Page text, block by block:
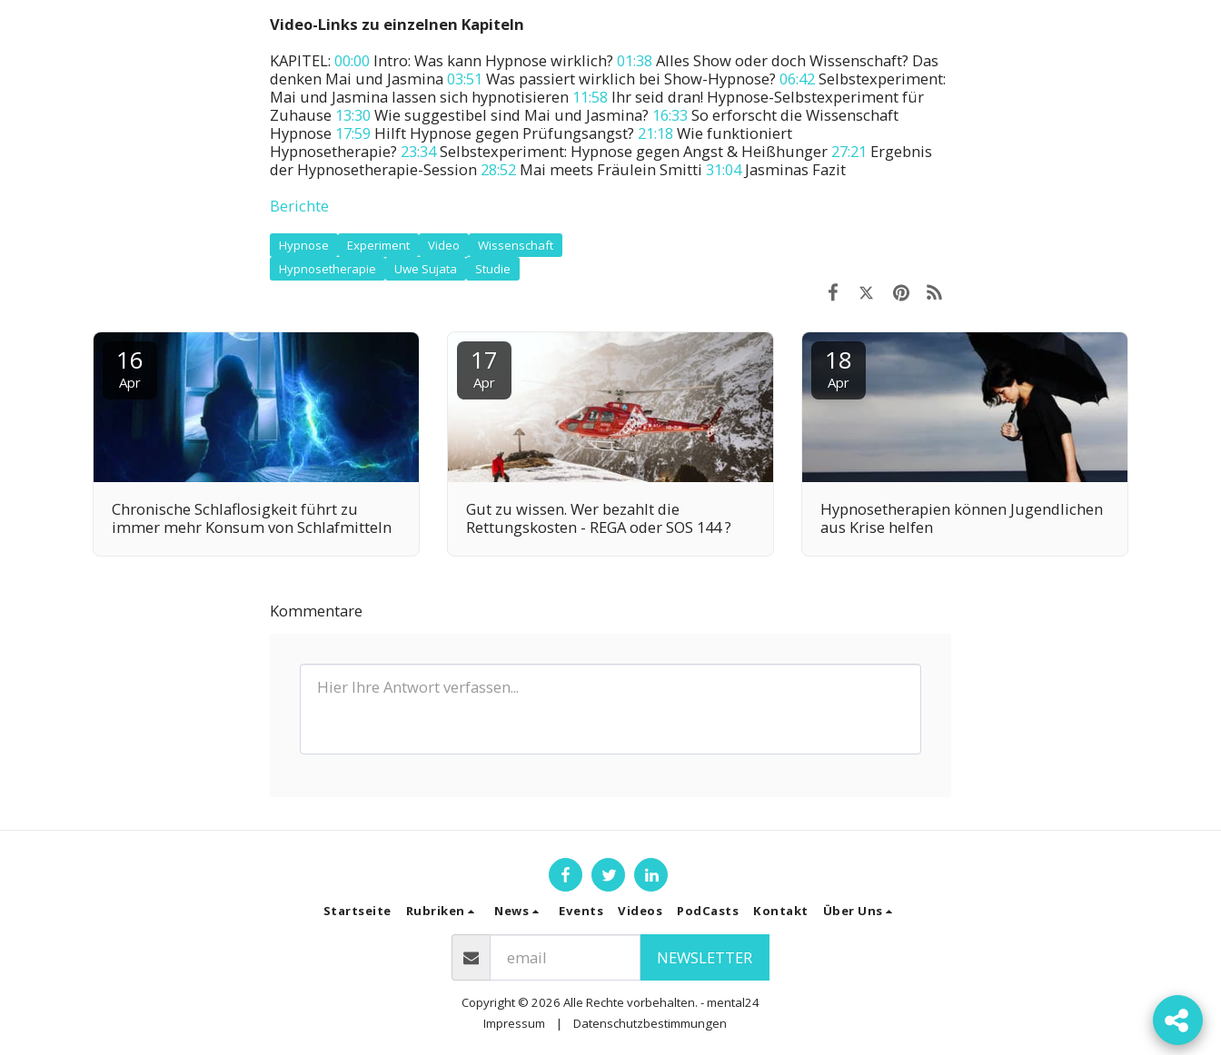
Video-Links zu einzelnen Kapiteln
KAPITEL: 00:00 Intro: Was kann Hypnose wirklich? 01:38 Alles Show oder doch Wissenschaft? Das
denken Mai und Jasmina 03:51 Was passiert wirklich bei Show-Hypnose? 06:42Selbstexperiment:
Mai und Jasmina lassen sich hypnotisieren 11:58 Ihr seid dran! Hypnose-Selbstexperiment für
Zuhause 13:30 Wie suggestibel sind Mai und Jasmina? 16:33 So erforscht die Wissenschaft
Hypnose 17:59 Hilft Hypnose gegen Prüfungsangst? 21:18 Wie funktioniert
Hypnosetherapie? 23:34Selbstexperiment: Hypnose gegen Angst & Heißhunger 27:21 Ergebnis
der Hypnosetherapie-Session 28:52 Mai meets Fräulein Smitti 31:04Jasminas Fazit
Berichte
Hypnose Experiment Video
Wissenschaft
Hypnosetherapie
Uwe Sujata Studie
16
Apr
Chronische Schlaflosigkeit führt zu
immer mehr Konsum von Schlafmitteln
17
Apr
Gut zu wissen. Wer bezahlt die
Rettungskosten - REGA oder SOS 144 ?
18
Apr
Hypnosetherapien können Jugendlichen
aus Krise helfen
Kommentare
Startseite Rubriken News Events Videos PodCasts Kontakt Über Uns
NEWSLETTER
Copyright © 2026 Alle Rechte vorbehalten. -mental24
Impressum | Datenschutzbestimmungen